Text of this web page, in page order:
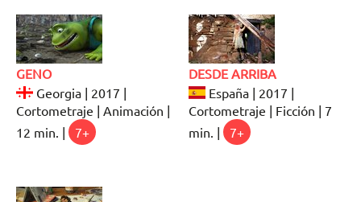
GENO
Georgia | 2017 |
Cortometraje | Animación |
12 min. |
7+
DESDE ARRIBA
España | 2017 |
Cortometraje | Ficción | 7
min. |
7+